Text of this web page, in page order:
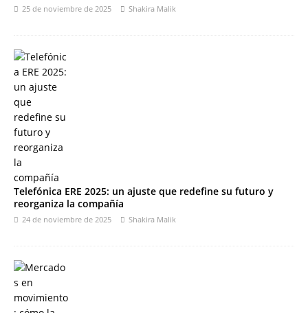
25 de noviembre de 2025 Shakira Malik
Telefónica ERE 2025: un ajuste que redefine su futuro y
reorganiza la compañía
24 de noviembre de 2025 Shakira Malik